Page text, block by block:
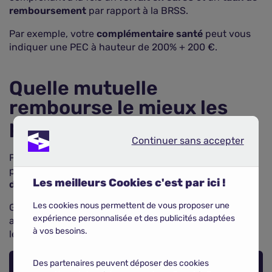
remboursement par rapport à la BRSS.
Par exemple, votre complémentaire santé peut vous
indiquer une PEC à hauteur de 200% + 200 €.
Quelle mutuelle
rembourse le mieux les
prothèses dentaires ?
Pour connaître la mutuelle remboursant le mieux ces
prestations, il est nécessaire de faire uncomparatif
des offres.
Grâce à notrecomparateur de mutuelles santé, nous
avons trouvé pour vous les meilleures offres et repris
leurs caractéristiques de remboursement :
Continuer sans accepter
Les meilleurs Cookies c'est par ici !
Les cookies nous permettent de vous proposer une
expérience personnalisée et des publicités adaptées
à vos besoins.
Des partenaires peuvent déposer des cookies
Continuer sans accepter